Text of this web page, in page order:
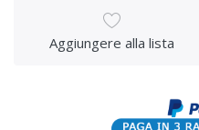
Aggiungere alla lista